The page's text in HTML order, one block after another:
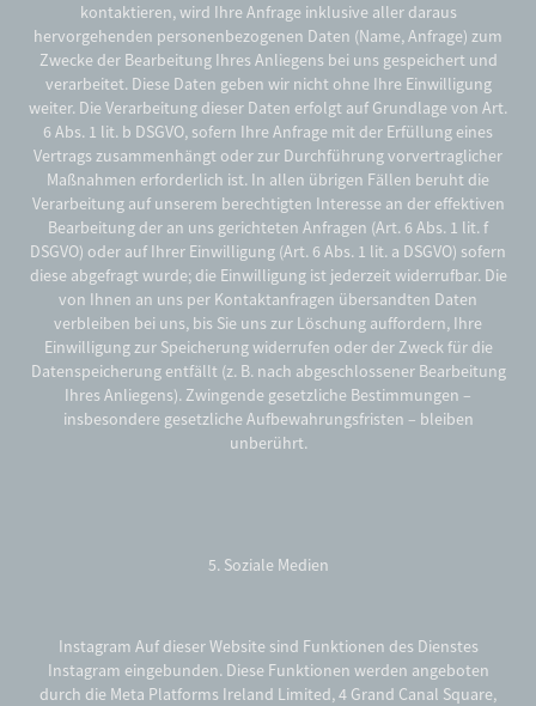
kontaktieren, wird Ihre Anfrage inklusive aller daraus
hervorgehenden personenbezogenen Daten (Name, Anfrage) zum
Zwecke der Bearbeitung Ihres Anliegens bei uns gespeichert und
verarbeitet. Diese Daten geben wir nicht ohne Ihre Einwilligung
weiter. Die Verarbeitung dieser Daten erfolgt auf Grundlage von Art.
6 Abs. 1 lit. b DSGVO, sofern Ihre Anfrage mit der Erfüllung eines
Vertrags zusammenhängt oder zur Durchführung vorvertraglicher
Maßnahmen erforderlich ist. In allen übrigen Fällen beruht die
Verarbeitung auf unserem berechtigten Interesse an der effektiven
Bearbeitung der an uns gerichteten Anfragen (Art. 6 Abs. 1 lit. f
DSGVO) oder auf Ihrer Einwilligung (Art. 6 Abs. 1 lit. a DSGVO) sofern
diese abgefragt wurde; die Einwilligung ist jederzeit widerrufbar. Die
von Ihnen an uns per Kontaktanfragen übersandten Daten
verbleiben bei uns, bis Sie uns zur Löschung auffordern, Ihre
Einwilligung zur Speicherung widerrufen oder der Zweck für die
Datenspeicherung entfällt (z. B. nach abgeschlossener Bearbeitung
Ihres Anliegens). Zwingende gesetzliche Bestimmungen –
insbesondere gesetzliche Aufbewahrungsfristen – bleiben
unberührt.
5. Soziale Medien
Instagram Auf dieser Website sind Funktionen des Dienstes
Instagram eingebunden. Diese Funktionen werden angeboten
durch die Meta Platforms Ireland Limited, 4 Grand Canal Square,